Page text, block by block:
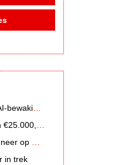
in trek